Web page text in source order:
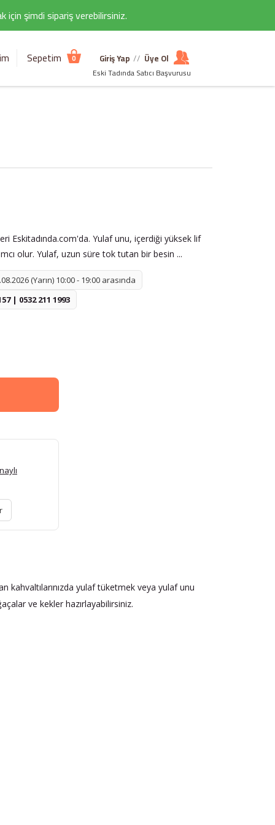
için şimdi sipariş verebilirsiniz.
Sepetim 0 Giriş Yap // Üye Ol
Eski Tadında Satıcı Başvurusu
Eskitadında.com'da. Yulaf unu, içerdiği yüksek lif
olur. Yulaf, uzun süre tok tutan bir besin ...
(Yarın) 10:00 - 19:00 arasında
| 0532 211 1993
kahvaltılarınızda yulaf tüketmek veya yulaf unu
ve kekler hazırlayabilirsiniz.